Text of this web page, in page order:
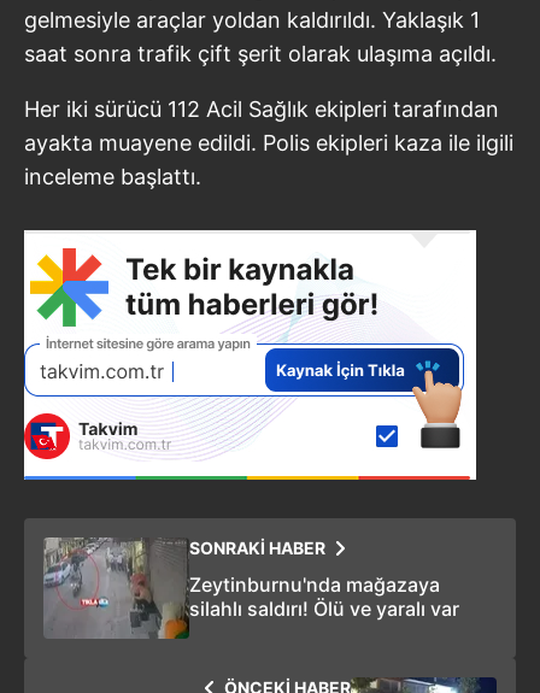
gelmesiyle araçlar yoldan kaldırıldı. Yaklaşık 1
saat sonra trafik çift şerit olarak ulaşıma açıldı.
Her iki sürücü 112 Acil Sağlık ekipleri tarafından
ayakta muayene edildi. Polis ekipleri kaza ile ilgili
inceleme başlattı.
SONRAKİ HABER
Zeytinburnu'nda mağazaya
silahlı saldırı! Ölü ve yaralı var
ÖNCEKİ HABER